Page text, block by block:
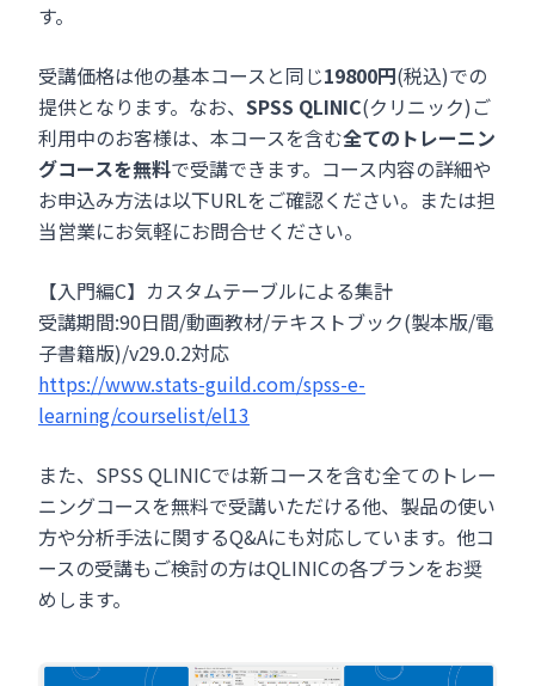
す。
受講価格は他の基本コースと同じ19800円(税込)での
提供となります。なお、 SPSS QLINIC(クリニック)ご
利用中のお客様は、本コースを含む全てのトレーニン
グコースを無料で受講できます。コース内容の詳細や
お申込み方法は以下URLをご確認ください。または担
当営業にお気軽にお問合せください。
【入門編C】カスタムテーブルによる集計
受講期間:90日間/動画教材/テキストブック(製本版/電
子書籍版)/v29.0.2対応
https://www.stats-guild.com/spss-e-
learning/courselist/el13
また、SPSS QLINICでは新コースを含む全てのトレー
ニングコースを無料で受講いただける他、製品の使い
方や分析手法に関するQ&Aにも対応しています。他コ
ースの受講もご検討の方はQLINICの各プランをお奨
めします。